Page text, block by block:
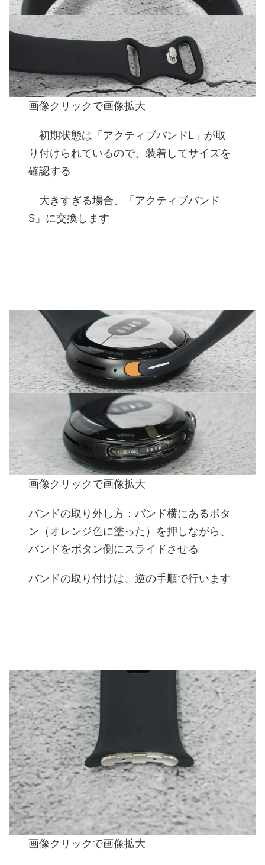
画像クリックで画像拡大
初期状態は「アクティブバンドL」が取
り付けられているので、装着してサイズを
確認する
大きすぎる場合、「アクティブバンド
S」に交換します
画像クリックで画像拡大
バンドの取り外し方：バンド横にあるボタ
ン（オレンジ色に塗った）を押しながら、
バンドをボタン側にスライドさせる
バンドの取り付けは、逆の手順で行います
画像クリックで画像拡大